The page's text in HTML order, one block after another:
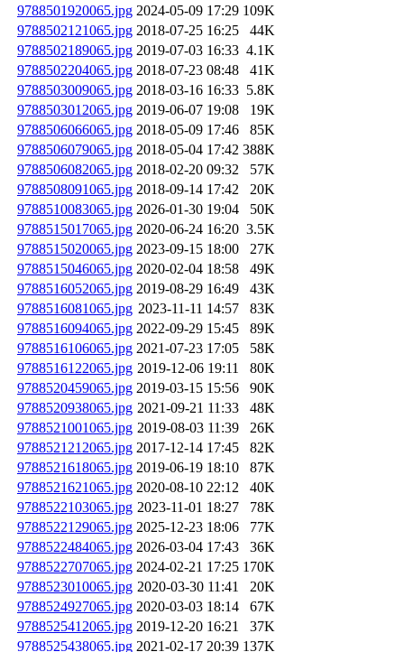
9788501920065.jpg 2024-05-09 17:29 109K
9788502121065.jpg 2018-07-25 16:25
44K
9788502189065.jpg 2019-07-03 16:33 4.1K
9788502204065.jpg 2018-07-23 08:48
41K
9788503009065.jpg 2018-03-16 16:33 5.8K
9788503012065.jpg 2019-06-07 19:08
19K
9788506066065.jpg 2018-05-09 17:46
85K
9788506079065.jpg 2018-05-04 17:42 388K
9788506082065.jpg 2018-02-20 09:32
57K
9788508091065.jpg 2018-09-14 17:42
20K
9788510083065.jpg 2026-01-30 19:04
50K
9788515017065.jpg 2020-06-24 16:20 3.5K
9788515020065.jpg 2023-09-15 18:00
27K
9788515046065.jpg 2020-02-04 18:58
49K
9788516052065.jpg 2019-08-29 16:49
43K
9788516081065.jpg 2023-11-11 14:57
83K
9788516094065.jpg 2022-09-29 15:45
89K
9788516106065.jpg 2021-07-23 17:05
58K
9788516122065.jpg 2019-12-06 19:11
80K
9788520459065.jpg 2019-03-15 15:56
90K
9788520938065.jpg 2021-09-21 11:33
48K
9788521001065.jpg 2019-08-03 11:39
26K
9788521212065.jpg 2017-12-14 17:45
82K
9788521618065.jpg 2019-06-19 18:10
87K
9788521621065.jpg 2020-08-10 22:12
40K
9788522103065.jpg 2023-11-01 18:27
78K
9788522129065.jpg 2025-12-23 18:06
77K
9788522484065.jpg 2026-03-04 17:43
36K
9788522707065.jpg 2024-02-21 17:25 170K
9788523010065.jpg 2020-03-30 11:41
20K
9788524927065.jpg 2020-03-03 18:14
67K
9788525412065.jpg 2019-12-20 16:21
37K
9788525438065.jpg 2021-02-17 20:39 137K